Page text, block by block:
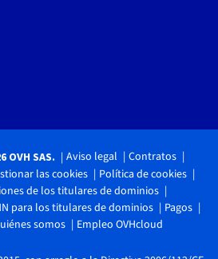
OVH SAS. Aviso legal
Contratos
las cookies
Política de cookies
de los titulares de dominios
para los titulares de dominios
Pagos
somos Empleo OVHcloud